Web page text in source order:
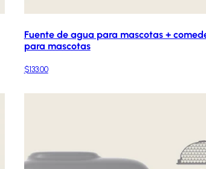
Fuente de agua para mascotas +
para mascotas
$133.00